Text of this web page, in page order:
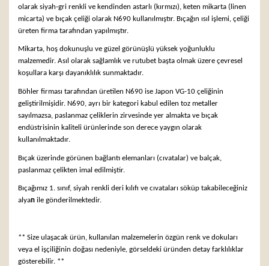
olarak siyah-gri renkli ve kendinden astarlı (kırmızı), keten mikarta (linen
micarta) ve bıçak çeliği olarak N690 kullanılmıştır. Bıçağın ısıl işlemi, çeliği
üreten firma tarafından yapılmıştır.
Mikarta, hoş dokunuşlu ve güzel görünüşlü yüksek yoğunluklu
malzemedir. Asıl olarak sağlamlık ve rutubet başta olmak üzere çevresel
koşullara karşı dayanıklılık sunmaktadır.
Böhler firması tarafından üretilen N690 ise Japon VG-10 çeliğinin
geliştirilmişidir. N690, ayrı bir kategori kabul edilen toz metaller
sayılmazsa, paslanmaz çeliklerin zirvesinde yer almakta ve bıçak
endüstrisinin kaliteli ürünlerinde son derece yaygın olarak
kullanılmaktadır.
Bıçak üzerinde görünen bağlantı elemanları (cıvatalar) ve balçak,
paslanmaz çelikten imal edilmiştir.
Bıçağımız 1. sınıf, siyah renkli deri kılıfı ve cıvataları söküp takabileceğiniz
alyan ile gönderilmektedir.
** Size ulaşacak ürün, kullanılan malzemelerin özgün renk ve dokuları
veya el işçiliğinin doğası nedeniyle, görseldeki üründen detay farklılıklar
gösterebilir. **